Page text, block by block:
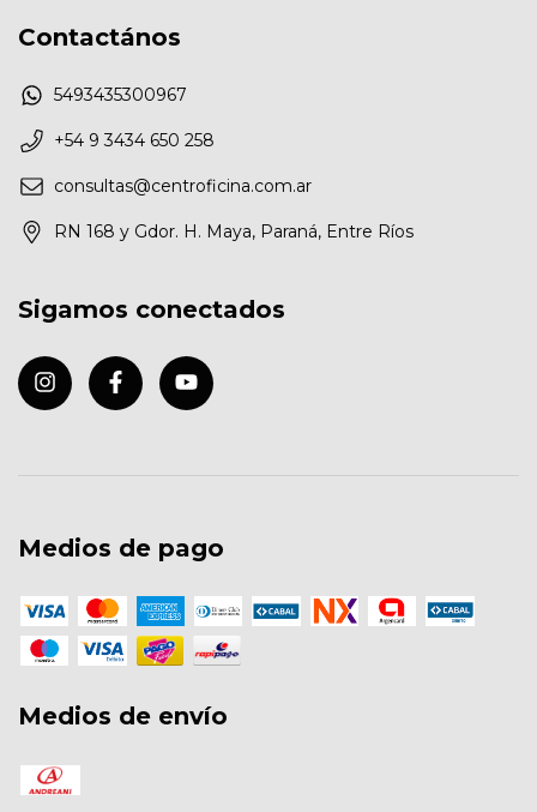
Contactános
5493435300967
+54 9 3434 650 258
consultas@centroficina.com.ar
RN 168 y Gdor. H. Maya, Paraná, Entre Ríos
Sigamos conectados
Medios de pago
Medios de envío